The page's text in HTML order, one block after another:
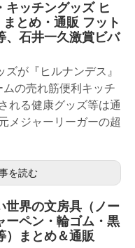
キッチングッズ ヒ
とめ・通販 フット
、石井一久激賞ビバ
が『ヒルナンデス』
の売れ筋便利キッチ
れる健康グッズ等は通
メジャーリーガーの超
を読む
世界の文房具（ノー
ーペン・輪ゴム・黒
）まとめ＆通販